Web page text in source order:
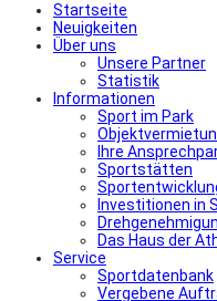
Startseite
Neuigkeiten
Über uns
Unsere Partner
Statistik
Informationen
Sport im Park
Ihre
Sportstätten
Investitionen in
Das Haus der
Service
Sportdatenbank
Vergebene